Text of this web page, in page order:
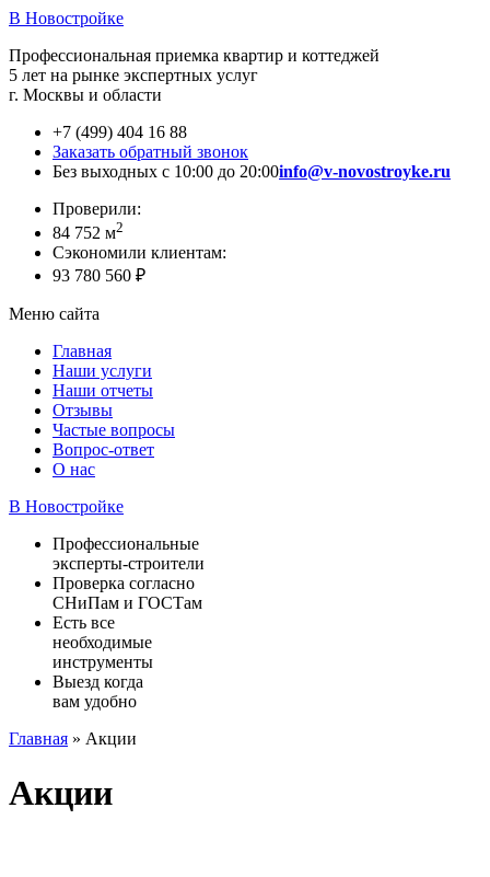
В Новостройке
Профессиональная приемка квартир и коттеджей
5 лет на рынке экспертных услуг
г. Москвы и области
+7 (499) 404 16 88
Заказать обратный звонок
Без выходных с 10:00 до 20:00info@v-novostroyke.ru
Проверили:
84 752 м2
Сэкономили клиентам:
93 780 560 ₽
Меню сайта
Главная
Наши услуги
Наши отчеты
Отзывы
Частые вопросы
Вопрос-ответ
О нас
В Новостройке
Профессиональные
эксперты-строители
Проверка согласно
СНиПам и ГОСТам
Есть все
необходимые
инструменты
Выезд когда
вам удобно
Главная » Акции
Акции